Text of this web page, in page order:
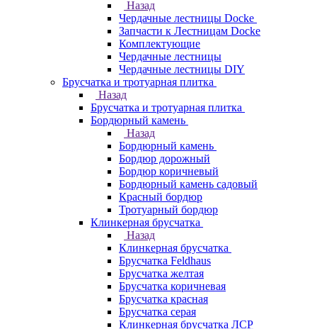
Назад
Чердачные лестницы Docke
Запчасти к Лестницам Docke
Комплектующие
Чердачные лестницы
Чердачные лестницы DIY
Брусчатка и тротуарная плитка
Назад
Брусчатка и тротуарная плитка
Бордюрный камень
Назад
Бордюрный камень
Бордюр дорожный
Бордюр коричневый
Бордюрный камень садовый
Красный бордюр
Тротуарный бордюр
Клинкерная брусчатка
Назад
Клинкерная брусчатка
Брусчатка Feldhaus
Брусчатка желтая
Брусчатка коричневая
Брусчатка красная
Брусчатка серая
Клинкерная брусчатка ЛСР